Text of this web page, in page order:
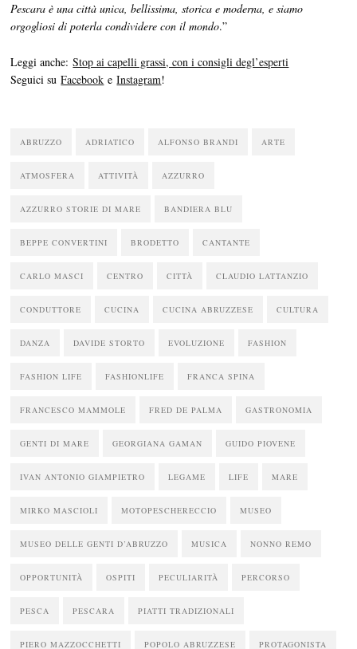
Pescara è una città unica, bellissima, storica e moderna, e siamo
orgogliosi di poterla condividere con il mondo.”
Leggi anche:Stop ai capelli grassi, con i consigli degl’esperti
Seguici suFacebook eInstagram!
ABRUZZO ADRIATICO ALFONSO BRANDI ARTE
ATMOSFERA ATTIVITÀ AZZURRO
AZZURRO STORIE DI MARE BANDIERA BLU
BEPPE CONVERTINI BRODETTO CANTANTE
CARLO MASCI CENTRO CITTÀ CLAUDIO LATTANZIO
CONDUTTORE CUCINA CUCINA ABRUZZESE CULTURA
DANZA DAVIDE STORTO EVOLUZIONE FASHION
FASHION LIFE FASHIONLIFE FRANCA SPINA
FRANCESCO MAMMOLE FRED DE PALMA GASTRONOMIA
GENTI DI MARE GEORGIANA GAMAN GUIDO PIOVENE
IVAN ANTONIO GIAMPIETRO LEGAME LIFE MARE
MIRKO MASCIOLI MOTOPESCHERECCIO MUSEO
MUSEO DELLE GENTI D’ABRUZZO MUSICA NONNO REMO
OPPORTUNITÀ OSPITI PECULIARITÀ PERCORSO
PESCA PESCARA PIATTI TRADIZIONALI
PIERO MAZZOCCHETTI POPOLO ABRUZZESE PROTAGONISTA